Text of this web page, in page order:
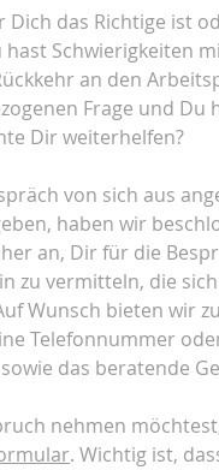
das Richtige ist
Schwierigkeiten
an den
Frage und
Dir weiterhelfen?
von sich aus
haben wir
an, Dir für die
zu vermitteln, die
Wunsch bieten wir
Telefonnummer
das beratende
nehmen
. Wichtig ist,